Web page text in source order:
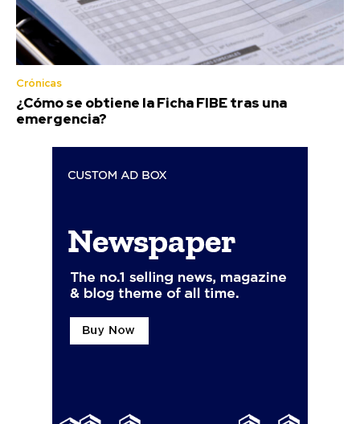
Crónicas
¿Cómo se obtiene la Ficha FIBE tras una
emergencia?